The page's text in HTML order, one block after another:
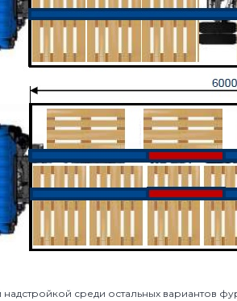
среди остальных вариантов